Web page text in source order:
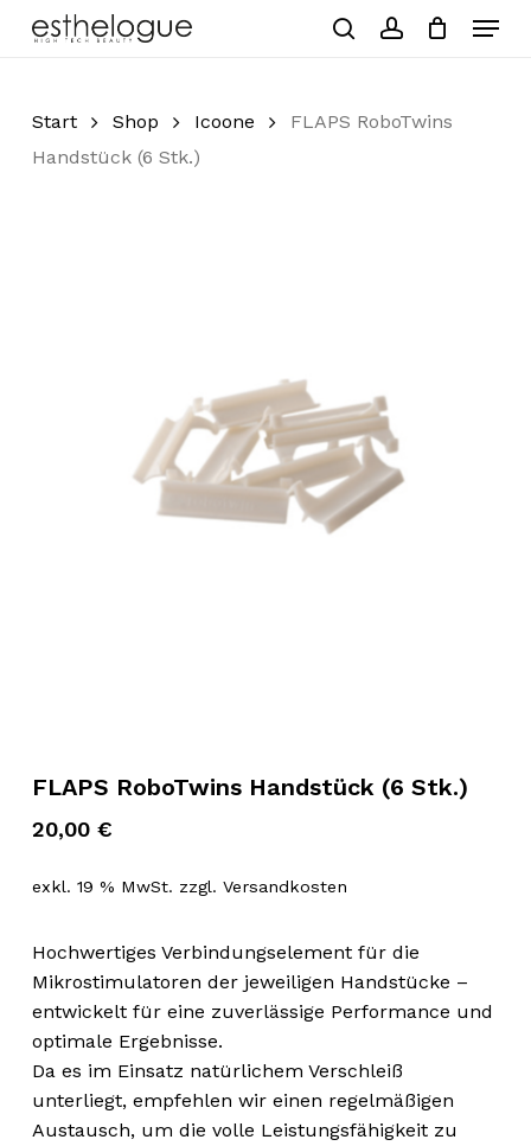
Menu
Start Shop Icoone
FLAPS RoboTwins
Handstück (6 Stk.)
FLAPS RoboTwins Handstück (6 Stk.)
20,00 €
exkl. 19 % MwSt. zzgl. Versandkosten
Hochwertiges Verbindungselement für die
Mikrostimulatoren der jeweiligen Handstücke –
entwickelt für eine zuverlässige Performance und
optimale Ergebnisse.
Da es im Einsatz natürlichem Verschleiß
unterliegt, empfehlen wir einen regelmäßigen
Austausch, um die volle Leistungsfähigkeit zu